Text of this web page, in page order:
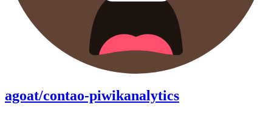
agoat/contao-piwikanalytics